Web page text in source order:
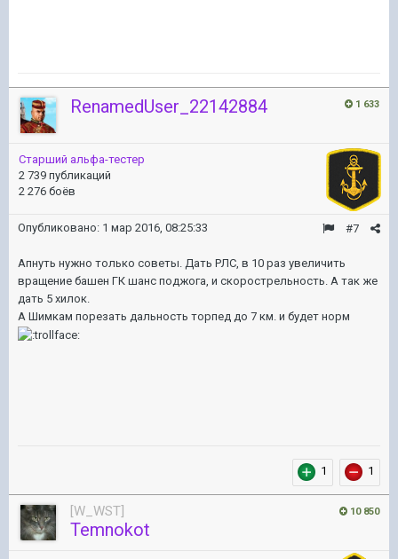
1 633
RenamedUser_22142884
Старший альфа-тестер
2 739 публикаций
2 276 боёв
#7
Опубликовано: 1 мар 2016, 08:25:33
Апнуть нужно только советы. Дать РЛС, в 10 раз увеличить
вращение башен ГК шанс поджога, и скорострельность. А так же
дать 5 хилок.
А Шимкам порезать дальность торпед до 7 км. и будет норм
1 1
10 850
[W_WST]
Temnokot